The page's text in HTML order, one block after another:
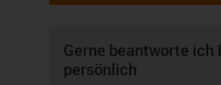
Gerne beantworte ich
persönlich